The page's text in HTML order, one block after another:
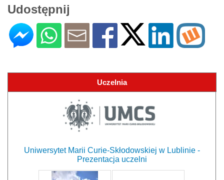
Udostępnij
Uczelnia
Uniwersytet Marii Curie-Skłodowskiej w Lublinie -
Prezentacja uczelni